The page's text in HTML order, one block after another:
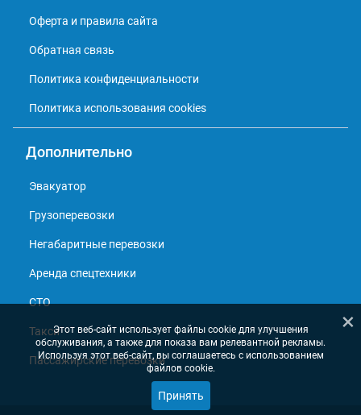
Оферта и правила сайта
Обратная связь
Политика конфиденциальности
Политика использования cookies
Дополнительно
Эвакуатор
Грузоперевозки
Негабаритные перевозки
Аренда спецтехники
СТО
Такси
Пассажирские перевозки
×
Этот веб-сайт использует файлы cookie для улучшения
обслуживания, а также для показа вам релевантной рекламы.
Используя этот веб-сайт, вы соглашаетесь с использованием
файлов cookie.
Принять